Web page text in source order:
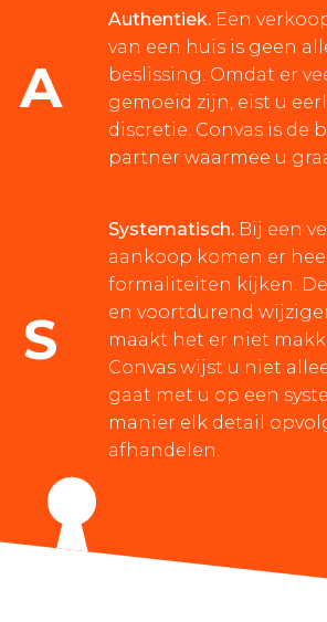
A
Authentiek. Een
van een huis is geen
beslissing. Omdat er
gemoeid zijn, eist u
discretie. Convas is de
partner waarmee u
S
Systematisch. Bij een
aankoop komen er
formaliteiten kijken.
en voortdurend
maakt het er niet
Convas wijst u niet
gaat met u op een
manier elk detail
afhandelen.